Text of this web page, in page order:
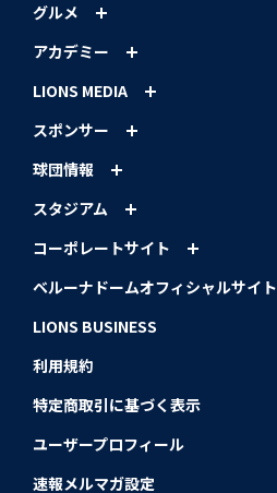
グルメ
アカデミー
LIONS MEDIA
スポンサー
球団情報
スタジアム
コーポレートサイト
ベルーナドームオフィシャルサイト
LIONS BUSINESS
利用規約
特定商取引に基づく表示
ユーザープロフィール
速報メルマガ設定